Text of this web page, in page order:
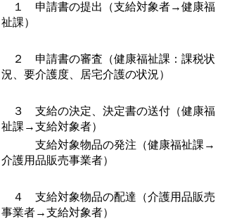
１ 申請書の提出（支給対象者→健康福
祉課）
２ 申請書の審査（健康福祉課：課税状
況、要介護度、居宅介護の状況）
３ 支給の決定、決定書の送付（健康福
祉課→支給対象者）
支給対象物品の発注（健康福祉課→
介護用品販売事業者）
４ 支給対象物品の配達（介護用品販売
事業者→支給対象者）